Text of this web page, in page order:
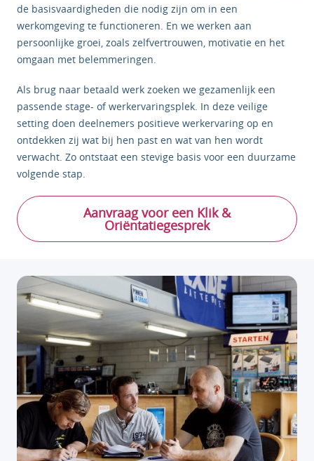
de basisvaardigheden die nodig zijn om in een
werkomgeving te functioneren. En we werken aan
persoonlijke groei, zoals zelfvertrouwen, motivatie en het
omgaan met belemmeringen.
Als brug naar betaald werk zoeken we gezamenlijk een
passende stage- of werkervaringsplek. In deze veilige
setting doen deelnemers positieve werkervaring op en
ontdekken zij wat bij hen past en wat van hen wordt
verwacht. Zo ontstaat een stevige basis voor een duurzame
volgende stap.
Aanvraag voor een Klik &
Oriëntatiegesprek